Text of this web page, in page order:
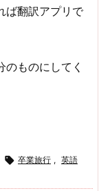
ば翻訳アプリで
ものにしてく
 卒業旅行 , 英語